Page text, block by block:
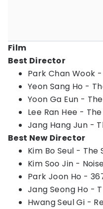
Film
Best Director
Park Chan Wook
Yeon Sang Ho -
Yoon Ga Eun -
Lee Ran Hee -
Jang Hang Jun -
Best New Director
Kim Bo Seul - The
Kim Soo Jin -
Park Joon Ho -
Jang Seong Ho -
Hwang Seul Gi -